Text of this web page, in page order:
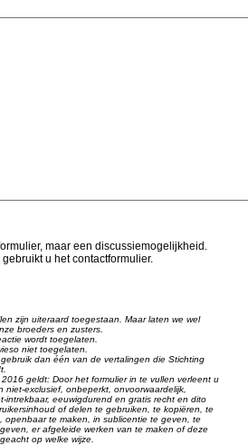
maar een discussiemogelijkheid.
u het contactformulier.
zijn uiteraard toegestaan. Maar laten we wel
broeders en zusters.
wordt toegelaten.
niet toegelaten.
dan één van de vertalingen die Stichting
geldt: Door het formulier in te vullen verleent u
niet-exclusief, onbeperkt, onvoorwaardelijk,
intrekbaar, eeuwigdurend en gratis recht en dito
of delen te gebruiken, te kopiëren, te
openbaar te maken, in sublicentie te geven, te
er afgeleide werken van te maken of deze
op welke wijze.